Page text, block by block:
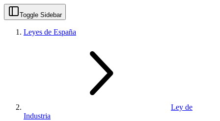
Toggle Sidebar
Leyes de España
Ley de
Industria